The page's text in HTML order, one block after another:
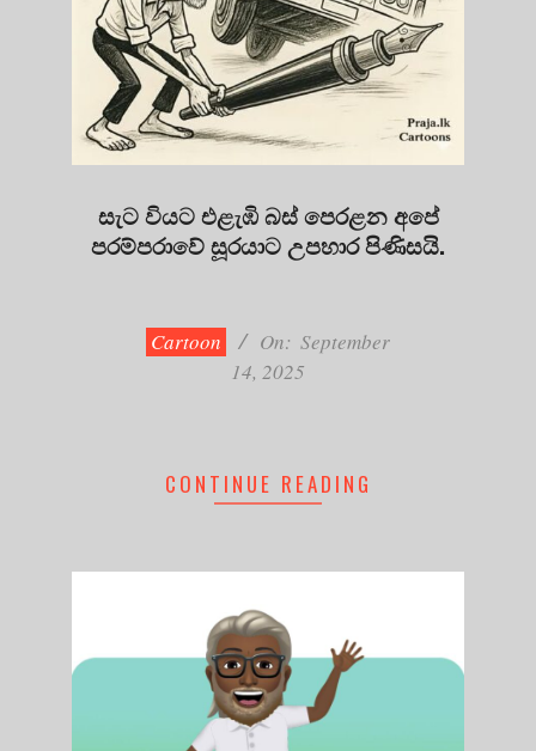
සැට වියට එළැඹි බස් පෙරළන අපේ
පරම්පරාවේ සූරයාට උපහාර පිණිසයි.
Cartoon On: September
14, 2025
CONTINUE READING